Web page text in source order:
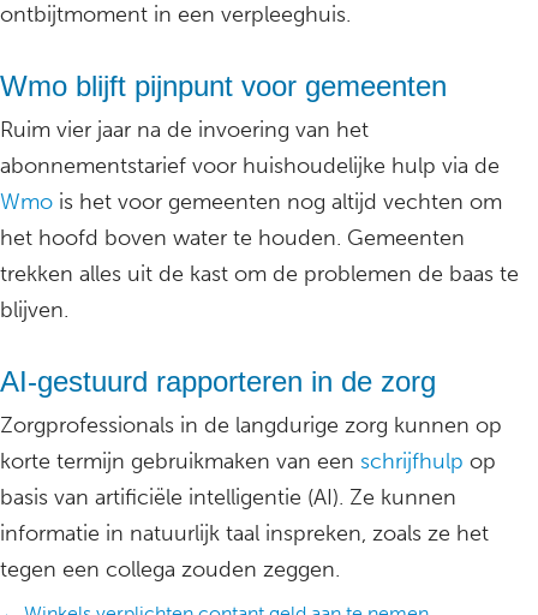
ontbijtmoment in een verpleeghuis.
Wmo blijft pijnpunt voor gemeenten
Ruim vier jaar na de invoering van het
abonnementstarief voor huishoudelijke hulp via de
Wmo is het voor gemeenten nog altijd vechten om
het hoofd boven water te houden. Gemeenten
trekken alles uit de kast om de problemen de baas te
blijven.
AI-gestuurd rapporteren in de zorg
Zorgprofessionals in de langdurige zorg kunnen op
korte termijn gebruikmaken van een schrijfhulp op
basis van artificiële intelligentie (AI). Ze kunnen
informatie in natuurlijk taal inspreken, zoals ze het
tegen een collega zouden zeggen.